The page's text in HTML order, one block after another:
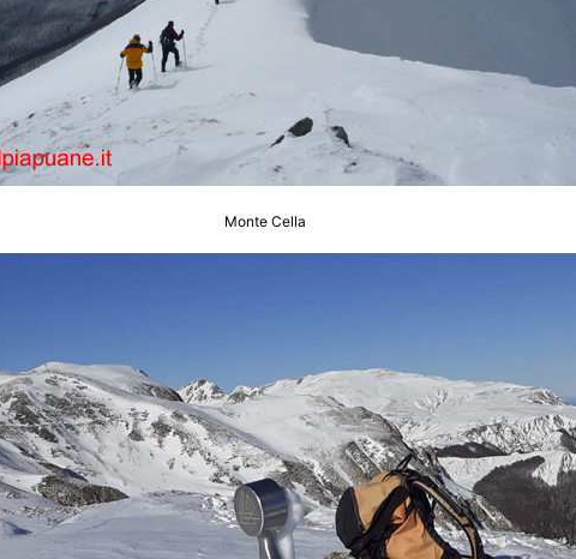
Monte Cella